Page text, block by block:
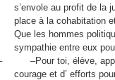
s’envole au profit de la
place à la cohabitation
Que les hommes
sympathie entre eux
–Pour toi, élève,
courage et d’ efforts